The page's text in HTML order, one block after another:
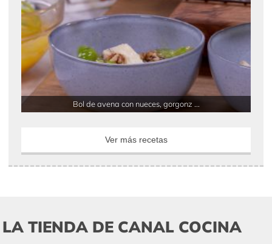
Bol de avena con nueces, gorgonz ...
Ver más recetas
LA TIENDA DE CANAL COCINA